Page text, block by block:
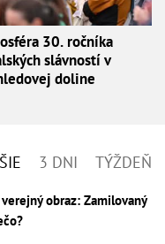
30. ročníka
slávností v
doline
3 DNI TÝŽDEŇ
obraz: Zamilovaný